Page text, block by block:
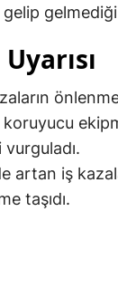
gelmediği
artan iş
taşıdı.